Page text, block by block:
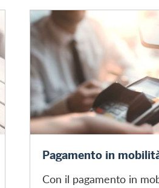
Pagamento in mobilità
Pagamento in
Con il pagamento in